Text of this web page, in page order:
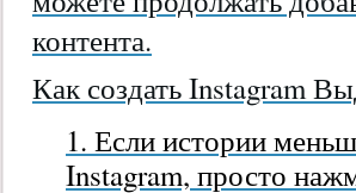
контента.
Как создать Instagram
Если истории
Instagram, просто